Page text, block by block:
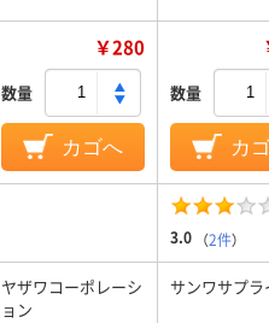
￥280
数量
カゴへ
数量
カ
3.0 （2件）
ヤザワコーポレーシ
ョン
サンワサプラ